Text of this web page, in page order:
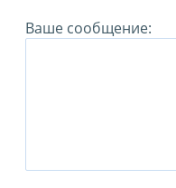
Ваше сообщение: